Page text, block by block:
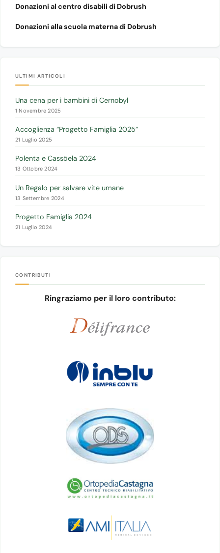
Donazioni al centro disabili di Dobrush
Donazioni alla scuola materna di Dobrush
ULTIMI ARTICOLI
Una cena per i bambini di Cernobyl
1 Novembre 2025
Accoglienza “Progetto Famiglia 2025”
21 Luglio 2025
Polenta e Cassöela 2024
13 Ottobre 2024
Un Regalo per salvare vite umane
13 Settembre 2024
Progetto Famiglia 2024
21 Luglio 2024
CONTRIBUTI
Ringraziamo per il loro contributo: